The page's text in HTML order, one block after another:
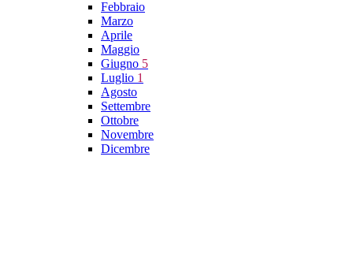
Febbraio
Marzo
Aprile
Maggio
Giugno 5
Luglio 1
Agosto
Settembre
Ottobre
Novembre
Dicembre